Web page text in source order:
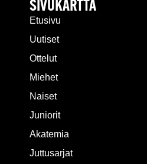
SIVUKARTTA
Etusivu
Uutiset
Ottelut
Miehet
Naiset
Juniorit
Akatemia
Juttusarjat